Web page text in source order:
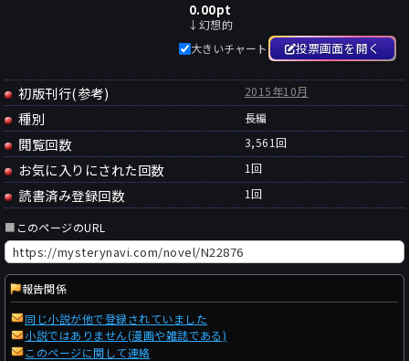
0.00pt
↓幻想的
大きいチャート
投票画面を開く
初版刊行(参考) 2015年10月
種別 長編
閲覧回数 3,561回
お気に入りにされた回数 1回
読書済み登録回数 1回
■ このページのURL
報告関係
同じ小説が他で登録されていました
小説ではありません(漫画や雑誌である)
このページに関して連絡